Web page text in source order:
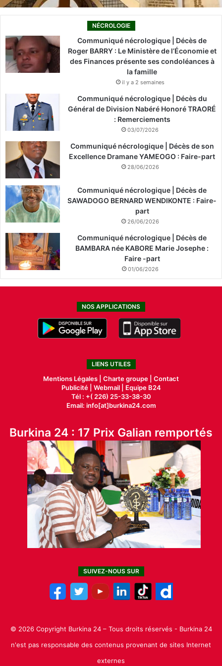
NÉCROLOGIE
Communiqué nécrologique | Décès de
Roger BARRY : Le Ministère de l’Économie et
des Finances présente ses condoléances à
la famille
il y a 2 semaines
Communiqué nécrologique | Décès du
Général de Division Nabéré Honoré TRAORÉ
: Remerciements
03/07/2026
Communiqué nécrologique | Décès de son
Excellence Dramane YAMEOGO : Faire-part
28/06/2026
Communiqué nécrologique | Décès de
SAWADOGO BERNARD WENDIKONTE : Faire-
part
26/06/2026
Communiqué nécrologique | Décès de
BAMBARA née KABORE Marie Josephe :
Faire -part
01/06/2026
NOS APPLICATIONS
LIENS UTILES
Mentions Légales | Charte groupe | Contact
Publicité| Webmail |
Equipe B24
Tél : +( 226) 25-33-38-30
Email: info[at]burkina24.com
Burkina 24 : 17 Prix Galian remportés
SUIVEZ-NOUS SUR
© 2026 Copyright Burkina 24 – Tous droits réservés - Burkina 24
n'est pas responsable des contenus provenant de sites Internet
externes